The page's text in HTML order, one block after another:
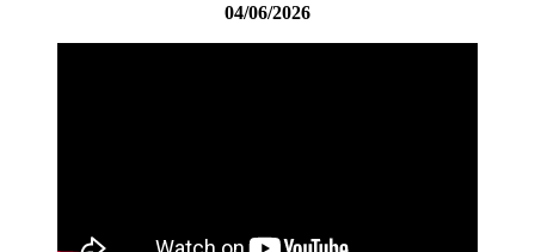
04/06/2026